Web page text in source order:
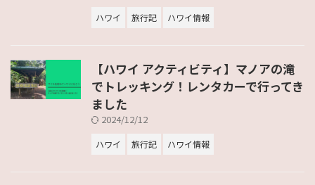
ハワイ 旅行記 ハワイ情報
【ハワイ アクティビティ】マノアの滝
でトレッキング！レンタカーで行ってき
ました
2024/12/12
ハワイ 旅行記 ハワイ情報